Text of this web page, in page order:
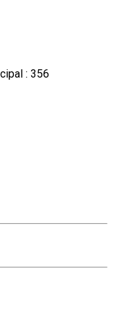
: 356